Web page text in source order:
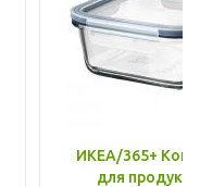
ИКЕА/365+
для